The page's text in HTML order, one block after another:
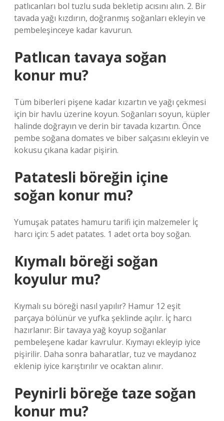
patlıcanları bol tuzlu suda bekletip acısını alın. 2. Bir
tavada yağı kızdırın, doğranmış soğanları ekleyin ve
pembeleşinceye kadar kavurun.
Patlıcan tavaya soğan
konur mu?
Tüm biberleri pişene kadar kızartın ve yağı çekmesi
için bir havlu üzerine koyun. Soğanları soyun, küpler
halinde doğrayın ve derin bir tavada kızartın. Önce
pembe soğana domates ve biber salçasını ekleyin ve
kokusu çıkana kadar pişirin.
Patatesli böreğin içine
soğan konur mu?
Yumuşak patates hamuru tarifi için malzemeler İç
harcı için: 5 adet patates. 1 adet orta boy soğan.
Kıymalı böreği soğan
koyulur mu?
Kıymalı su böreği nasıl yapılır? Hamur 12 eşit
parçaya bölünür ve yufka şeklinde açılır. İç harcı
hazırlanır: Bir tavaya yağ koyup soğanlar
pembeleşene kadar kavrulur. Kıymayı ekleyip iyice
pişirilir. Daha sonra baharatlar, tuz ve maydanoz
eklenip iyice karıştırılır ve ocaktan alınır.
Peynirli böreğe taze soğan
konur mu?